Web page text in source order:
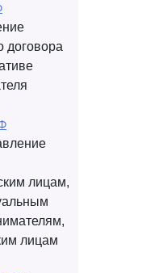
договора
лицам,
лицам